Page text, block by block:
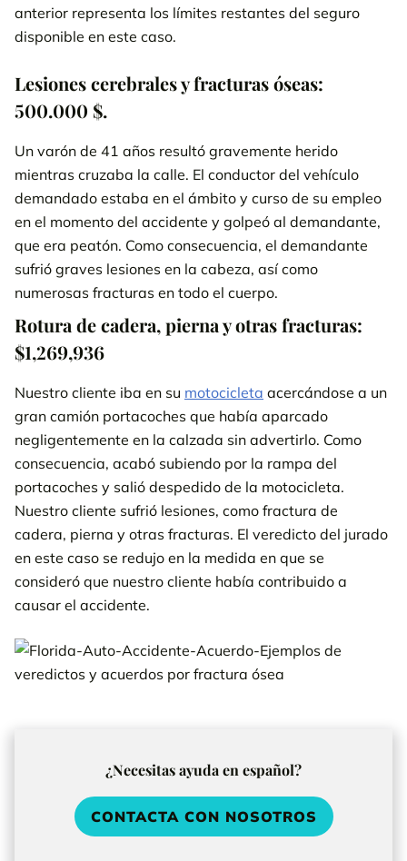
anterior representa los límites restantes del seguro
disponible en este caso.
Lesiones cerebrales y fracturas óseas:
500.000 $.
Un varón de 41 años resultó gravemente herido
mientras cruzaba la calle. El conductor del vehículo
demandado estaba en el ámbito y curso de su empleo
en el momento del accidente y golpeó al demandante,
que era peatón. Como consecuencia, el demandante
sufrió graves lesiones en la cabeza, así como
numerosas fracturas en todo el cuerpo.
Rotura de cadera, pierna y otras fracturas:
$1,269,936
Nuestro cliente iba en su motocicleta acercándose a un
gran camión portacoches que había aparcado
negligentemente en la calzada sin advertirlo. Como
consecuencia, acabó subiendo por la rampa del
portacoches y salió despedido de la motocicleta.
Nuestro cliente sufrió lesiones, como fractura de
cadera, pierna y otras fracturas. El veredicto del jurado
en este caso se redujo en la medida en que se
consideró que nuestro cliente había contribuido a
causar el accidente.
¿Necesitas ayuda en español?
CONTACTA CON NOSOTROS